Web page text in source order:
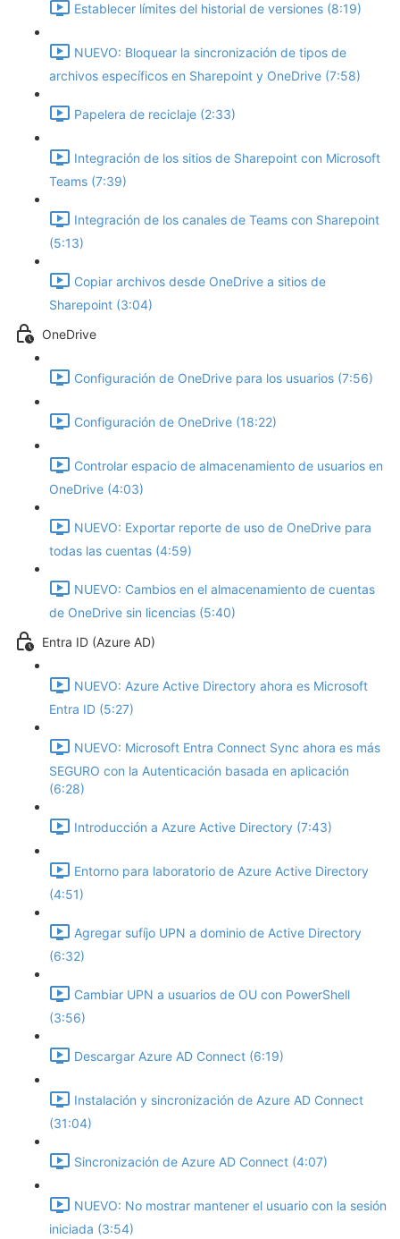
Establecer límites del historial de versiones (8:19)
NUEVO: Bloquear la sincronización de tipos de
archivos específicos en Sharepoint y OneDrive (7:58)
Papelera de reciclaje (2:33)
Integración de los sitios de Sharepoint con Microsoft
Teams (7:39)
Integración de los canales de Teams con Sharepoint
(5:13)
Copiar archivos desde OneDrive a sitios de
Sharepoint (3:04)
OneDrive
Configuración de OneDrive para los usuarios (7:56)
Configuración de OneDrive (18:22)
Controlar espacio de almacenamiento de usuarios en
OneDrive (4:03)
NUEVO: Exportar reporte de uso de OneDrive para
todas las cuentas (4:59)
NUEVO: Cambios en el almacenamiento de cuentas
de OneDrive sin licencias (5:40)
Entra ID (Azure AD)
NUEVO: Azure Active Directory ahora es Microsoft
Entra ID (5:27)
NUEVO: Microsoft Entra Connect Sync ahora es más
SEGURO con la Autenticación basada en aplicación
(6:28)
Introducción a Azure Active Directory (7:43)
Entorno para laboratorio de Azure Active Directory
(4:51)
Agregar sufíjo UPN a dominio de Active Directory
(6:32)
Cambiar UPN a usuarios de OU con PowerShell
(3:56)
Descargar Azure AD Connect (6:19)
Instalación y sincronización de Azure AD Connect
(31:04)
Sincronización de Azure AD Connect (4:07)
NUEVO: No mostrar mantener el usuario con la sesión
iniciada (3:54)